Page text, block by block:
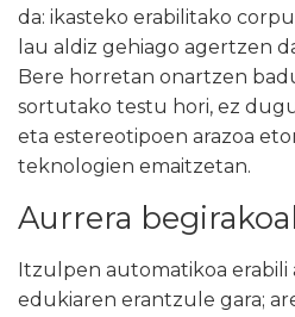
da: ikasteko erabilitako
lau aldiz gehiago agertzen
Bere horretan onartzen
sortutako testu hori, ez
eta estereotipoen arazoa
teknologien emaitzetan.
Aurrera
Itzulpen automatikoa erabili
edukiaren erantzule gara;